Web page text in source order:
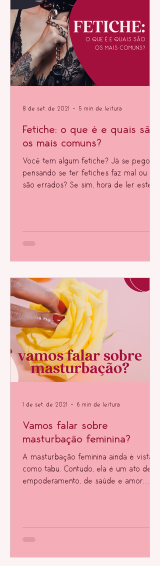
Fetiche: o que é e quais são
os mais comuns?
Você tem algum fetiche? Já se pegou
pensando se ter fetiches faz mal ou se
são errados? Se sim, hora de ler este
8 de set. de 2021 5 min de leitura
Vamos falar sobre
masturbação feminina?
A masturbação feminina ainda é vista
como tabu. Contudo, ela é um ato de
empoderamento, de saúde e amor
1 de set. de 2021 6 min de leitura